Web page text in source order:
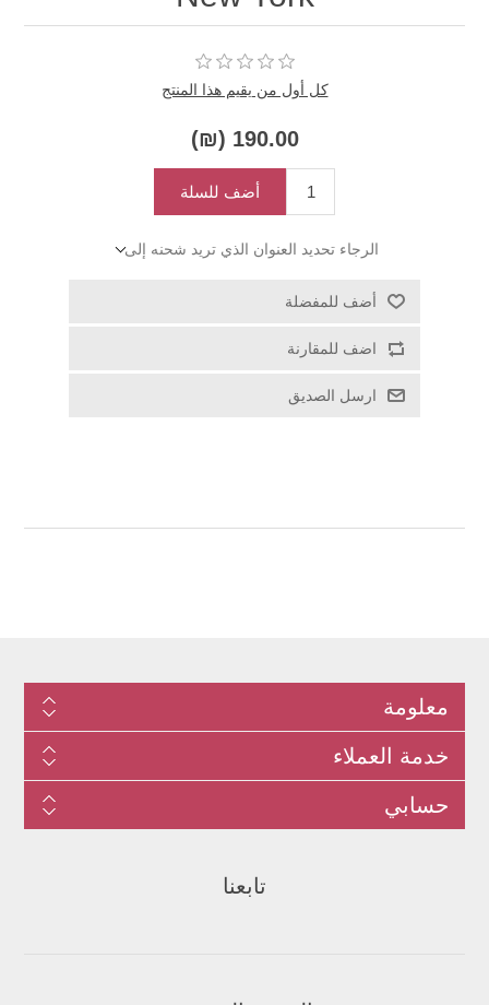
كل أول من يقيم هذا المنتج
190.00 (₪)
أضف للسلة
الرجاء تحديد العنوان الذي تريد شحنه إلى
أضف للمفضلة
اضف للمقارنة
ارسل الصديق
معلومة
خدمة العملاء
حسابي
تابعنا